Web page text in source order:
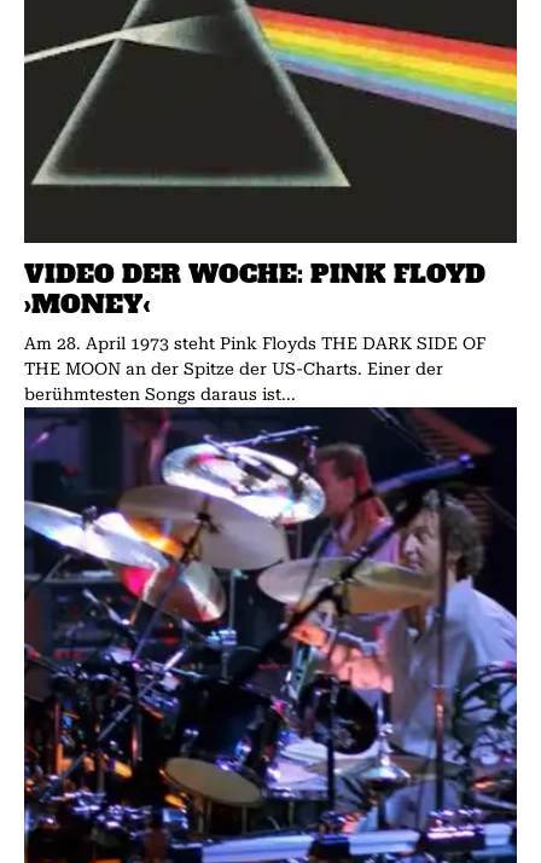
VIDEO DER WOCHE: PINK FLOYD
›MONEY‹
Am 28. April 1973 steht Pink Floyds THE DARK SIDE OF
THE MOON an der Spitze der US-Charts. Einer der
berühmtesten Songs daraus ist...